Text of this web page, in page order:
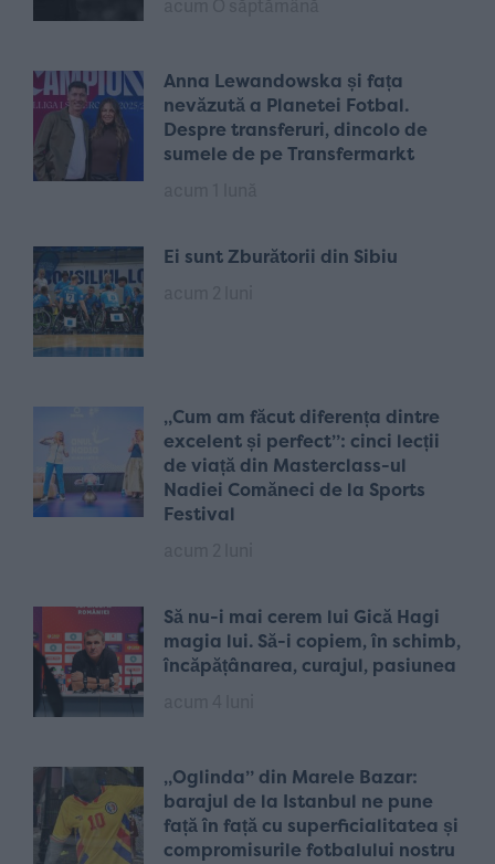
Anna Lewandowska și fața
nevăzută a Planetei Fotbal.
Despre transferuri, dincolo de
sumele de pe Transfermarkt
Ei sunt Zburătorii din Sibiu
„Cum am făcut diferența dintre
excelent și perfect”: cinci lecții
de viață din Masterclass-ul
Nadiei Comăneci de la Sports
Festival
Să nu-i mai cerem lui Gică Hagi
magia lui. Să-i copiem, în schimb,
încăpățânarea, curajul, pasiunea
„Oglinda” din Marele Bazar:
barajul de la Istanbul ne pune
față în față cu superficialitatea și
compromisurile fotbalului nostru